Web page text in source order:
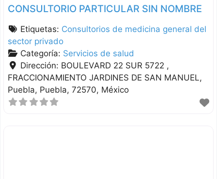
CONSULTORIO PARTICULAR SIN NOMBRE
Etiquetas: Consultorios de medicina general del
sector privado
Categoría: Servicios de salud
Dirección: BOULEVARD 22 SUR 5722 ,
FRACCIONAMIENTO JARDINES DE SAN MANUEL
Puebla Puebla 72570 México